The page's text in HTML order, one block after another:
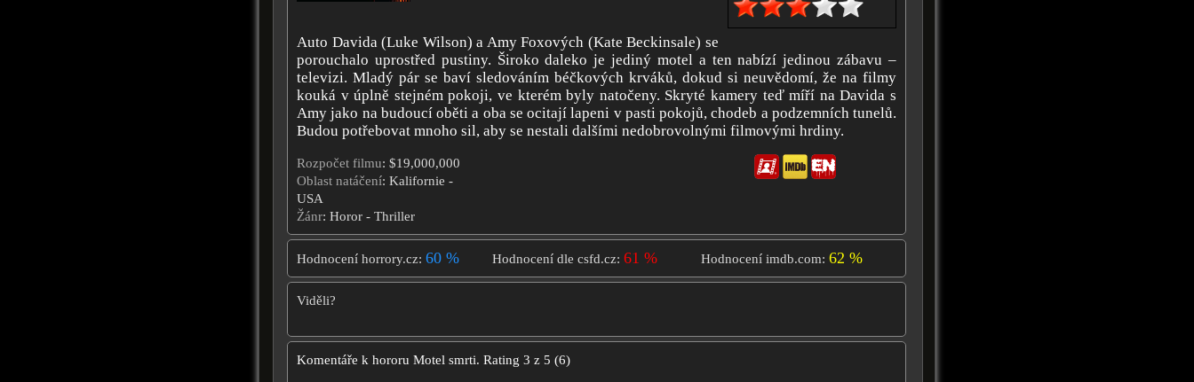
Auto Davida (Luke Wilson) a Amy Foxových (Kate Beckinsale) se
porouchalo uprostřed pustiny. Široko daleko je jediný motel a ten nabízí jedinou zábavu –
televizi. Mladý pár se baví sledováním béčkových krváků, dokud si neuvědomí, že na filmy
kouká v úplně stejném pokoji, ve kterém byly natočeny. Skryté kamery teď míří na Davida s
Amy jako na budoucí oběti a oba se ocitají lapeni v pasti pokojů, chodeb a podzemních tunelů.
Budou potřebovat mnoho sil, aby se nestali dalšími nedobrovolnými filmovými hrdiny.
Rozpočet filmu: $19,000,000
Oblast natáčení: Kalifornie -
USA
Žánr: Horor - Thriller
Hodnocení horrory.cz: 60 % Hodnocení dle csfd.cz: 61 % Hodnocení imdb.com: 62 %
Viděli?
Komentáře k hororu Motel smrti. Rating 3 z 5 (6)